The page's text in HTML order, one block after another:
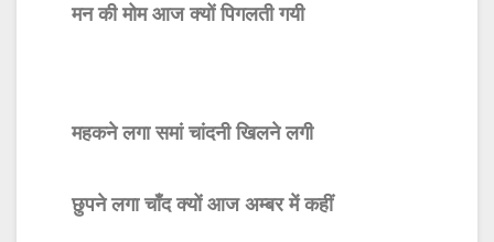
मन की मोम आज क्यों पिगलती गयी
महकने लगा समां चांदनी खिलने लगी
छुपने लगा चाँद क्यों आज अम्बर में कहीं